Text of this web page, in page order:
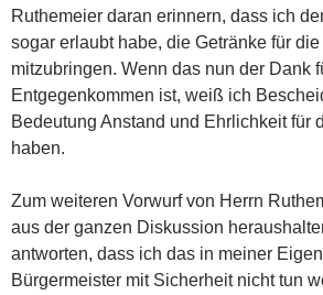
Ruthemeier daran erinnern, dass ich
sogar erlaubt habe, die Getränke für
mitzubringen. Wenn das nun der Dank
Entgegenkommen ist, weiß ich
Bedeutung Anstand und Ehrlichkeit für
haben.
Zum weiteren Vorwurf von Herrn
aus der ganzen Diskussion
antworten, dass ich das in meiner
Bürgermeister mit Sicherheit nicht tun